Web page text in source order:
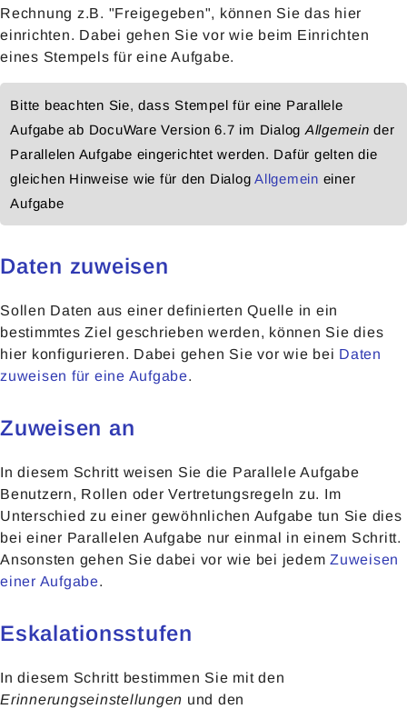
Rechnung z.B. "Freigegeben", können Sie das hier
einrichten. Dabei gehen Sie vor wie beim Einrichten
eines Stempels für eine Aufgabe.
Bitte beachten Sie, dass Stempel für eine Parallele
Aufgabe ab DocuWare Version 6.7 im Dialog Allgemeinder
Parallelen Aufgabe eingerichtet werden. Dafür gelten die
gleichen Hinweise wie für den Dialog Allgemein einer
Aufgabe
Daten zuweisen
Sollen Daten aus einer definierten Quelle in ein
bestimmtes Ziel geschrieben werden, können Sie dies
hier konfigurieren. Dabei gehen Sie vor wie bei Daten
zuweisen für eine Aufgabe.
Zuweisen an
In diesem Schritt weisen Sie die Parallele Aufgabe
Benutzern, Rollen oder Vertretungsregeln zu. Im
Unterschied zu einer gewöhnlichen Aufgabe tun Sie dies
bei einer Parallelen Aufgabe nur einmal in einem Schritt.
Ansonsten gehen Sie dabei vor wie bei jedem Zuweisen
einer Aufgabe.
Eskalationsstufen
In diesem Schritt bestimmen Sie mit den
Erinnerungseinstellungen und den